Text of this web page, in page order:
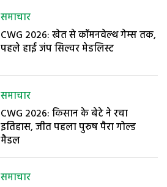
समाचार
CWG 2026: खेत से कॉमनवेल्थ गेम्स तक,
पहले हाई जंप सिल्वर मेडलिस्ट
समाचार
CWG 2026: किसान के बेटे ने रचा
इतिहास, जीत पहला पुरुष पैरा गोल्ड
मैडल
समाचार